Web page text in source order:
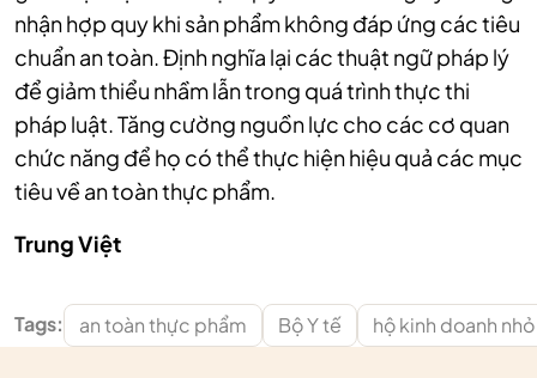
nhận hợp quy khi sản phẩm không đáp ứng các tiêu
chuẩn an toàn.Định nghĩa lại các thuật ngữ pháp lý
để giảm thiểu nhầm lẫn trong quá trình thực thi
pháp luật.Tăng cường nguồn lực cho các cơ quan
chức năng để họ có thể thực hiện hiệu quả các mục
tiêu về an toàn thực phẩm.
Trung Việt
Tags: an toàn thực phẩm Bộ Y tế hộ kinh doanh